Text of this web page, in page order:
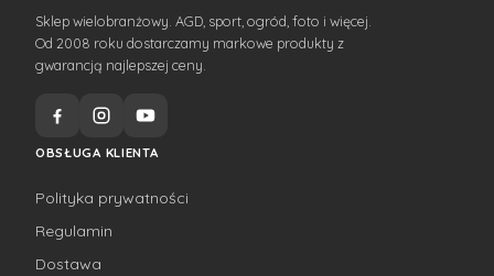
Sklep wielobranżowy. AGD, sport, ogród, foto i więcej.
Od 2008 roku dostarczamy markowe produkty z
gwarancją najlepszej ceny.
OBSŁUGA KLIENTA
Polityka prywatności
Regulamin
Dostawa